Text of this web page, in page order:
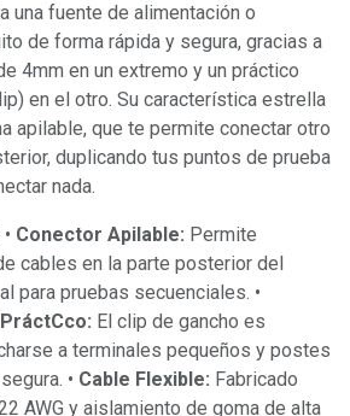
una fuente de alimentación o
de forma rápida y segura, gracias a
4mm en un extremo y un práctico
en el otro. Su característica estrella
apilable, que te permite conectar otro
duplicando tus puntos de prueba
nada.
Conector Apilable: Permite
cables en la parte posterior del
para pruebas secuenciales. •
El clip de gancho es
a terminales pequeños y postes
• Cable Flexible: Fabricado
AWG y aislamiento de goma de alta